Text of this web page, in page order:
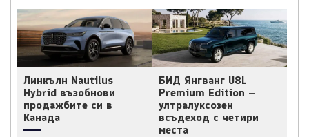
Линкълн Nautilus
Hybrid възобнови
продажбите си в
Канада
БИД Янгванг U8L
Premium Edition –
ултралуксозен
всъдеход с четири
места